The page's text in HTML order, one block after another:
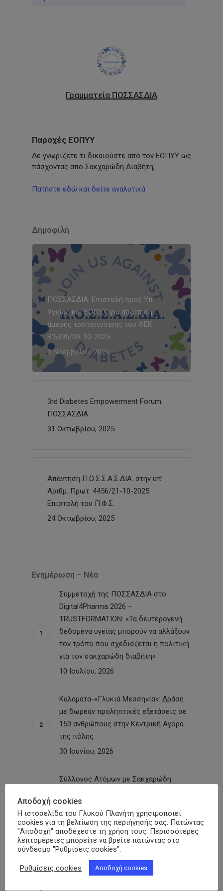
Γραμματεία ΠΟΣΣΑΣΔΙΑ
Παροχές ΕΟΠΥΥ
Δε γνωρίζετε τι δικαιούστε από τον ΕΟΠΥΥ ως
πάσχοντας από Σακχαρώδη Διαβήτη;
Πατήστε εδώ και δείτε αναλυτικά
Δημοφιλή
ΠΟΣΣΑΣΔΙΑ: Επιστολή προς Υπ.
Υγείας και ΕΟΠΥΥ για απαίτηση
άμεσης τροποποίησης του ΦΕΚ
Β’5395/09-10-2025
3 Νοεμβρίου, 2025
3rd Diabetes Empowerment Forum
ΠΟΣΣΑΣΔΙΑ
31 Οκτωβρίου, 2025
Απάντηση Π.Ο.Σ.Σ.Α.Σ.ΔΙΑ. στην υπ’
Αριθμ. Πρωτ. 4456/21-10-2025
Επιστολή του Π.Φ.Σ.
24 Οκτωβρίου, 2025
Ενημέρωση – Νέα
Συμμετοχή της ΠΟΣΣΑΣΔΙΑ στο
Digital4Pharma 2026 –
TRUSTFORMATION: «Τα δευτερογενή
δεδομένα υγείας μπορούν να αλλάξουν
τον τρόπο που σχεδιάζεται η πολιτική
για τον σακχαρώδη διαβήτη»
10 Ιουλίου, 2026
Καλαμάτα-«Γλυκιά Μεσσηνία»: Δράση
με δωρεάν προληπτικές εξετάσεις σε
150 ανθρώπους στην Κεντρική Αγορά
της πόλης
30 Ιουνίου, 2026
Σύλλογος Ατόμων με Σακχαρώδη
μετρήσεις σακχάρου και εγγραφές
νέων μελών στη Σκύδρα
29 Ιουνίου, 2026
Ικαρία – «Γλυκιά Διάδραση»:
Παρακαταθήκη για τα ακριτικά νησιά η
Αποδοχή cookies
Η ιστοσελίδα του Γλυκού Πλανήτη χρησιμοποιεί
cookies για τη βελτίωση της περιήγησής σας. Πατώντας
"Αποδοχή" αποδέχεστε τη χρήση τους. Περισσότερες
λεπτομέρειες μπορείτε να βρείτε πατώντας στο
σύνδεσμο "Ρυθμίσεις cookies".
Ρυθμίσεις cookies Αποδοχή cookies